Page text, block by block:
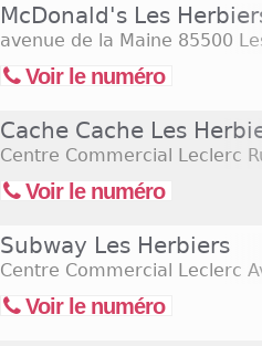
McDonald's Les
avenue de la Maine 85500
Voir le numéro
Cache Cache Les
Centre Commercial Leclerc
Voir le numéro
Subway Les Herbiers
Centre Commercial Leclerc
Voir le numéro